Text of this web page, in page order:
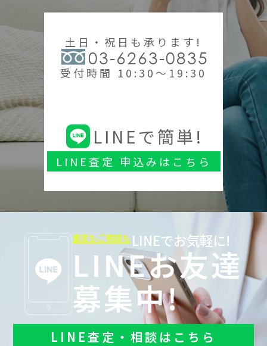
土日・祝日も承ります!
03-6263-0835
受付時間 10:30～19:30
LINEで簡単!
LINE査定 申込みはこちら
査定もご相談も LINEでお気軽に!
LINEお友達
募集中!
LINE査定・相談はこちら